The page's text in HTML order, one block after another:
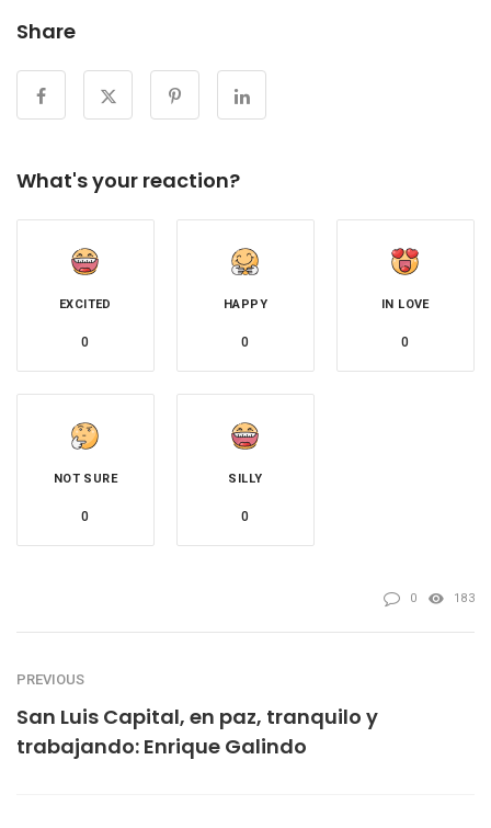
Share
What's your reaction?
EXCITED
0
HAPPY
0
IN LOVE
0
NOT SURE
0
SILLY
0
0 183
PREVIOUS
San Luis Capital, en paz, tranquilo y
trabajando: Enrique Galindo